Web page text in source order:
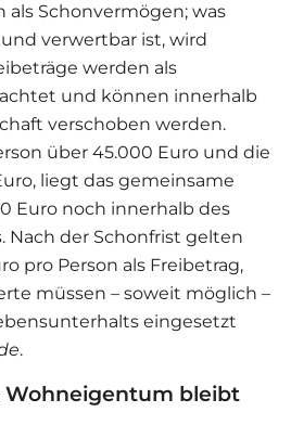
als Schonvermögen; was
verwertbar ist, wird
werden als
und können innerhalb
verschoben werden.
über 45.000 Euro und die
liegt das gemeinsame
Euro noch innerhalb des
Nach der Schonfrist gelten
pro Person als Freibetrag,
müssen – soweit möglich –
eingesetzt
.
Wohneigentum bleibt